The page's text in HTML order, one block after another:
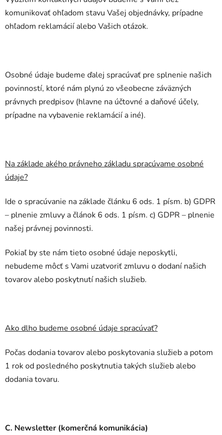
komunikovať ohľadom stavu Vašej objednávky, prípadne
ohľadom reklamácií alebo Vašich otázok.
Osobné údaje budeme ďalej spracúvať pre splnenie našich
povinností, ktoré nám plynú zo všeobecne záväzných
právnych predpisov (hlavne na účtovné a daňové účely,
prípadne na vybavenie reklamácií a iné).
Na základe akého právneho základu spracúvame osobné
údaje?
Ide o spracúvanie na základe článku 6 ods. 1 písm. b) GDPR
– plnenie zmluvy a článok 6 ods. 1 písm. c) GDPR – plnenie
našej právnej povinnosti.
Pokiaľ by ste nám tieto osobné údaje neposkytli,
nebudeme môcť s Vami uzatvoriť zmluvu o dodaní našich
tovarov alebo poskytnutí našich služieb.
Ako dlho budeme osobné údaje spracúvať?
Počas dodania tovarov alebo poskytovania služieb a potom
1 rok od posledného poskytnutia takých služieb alebo
dodania tovaru.
C. Newsletter (komerčná komunikácia)